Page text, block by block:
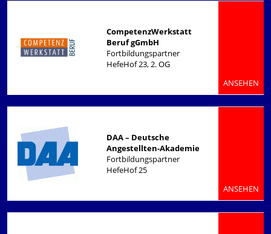
CompetenzWerkstatt
Beruf gGmbH
Fortbildungspartner
HefeHof 23, 2. OG
ANSEHEN
DAA – Deutsche
Angestellten-Akademie
Fortbildungspartner
HefeHof 25
ANSEHEN